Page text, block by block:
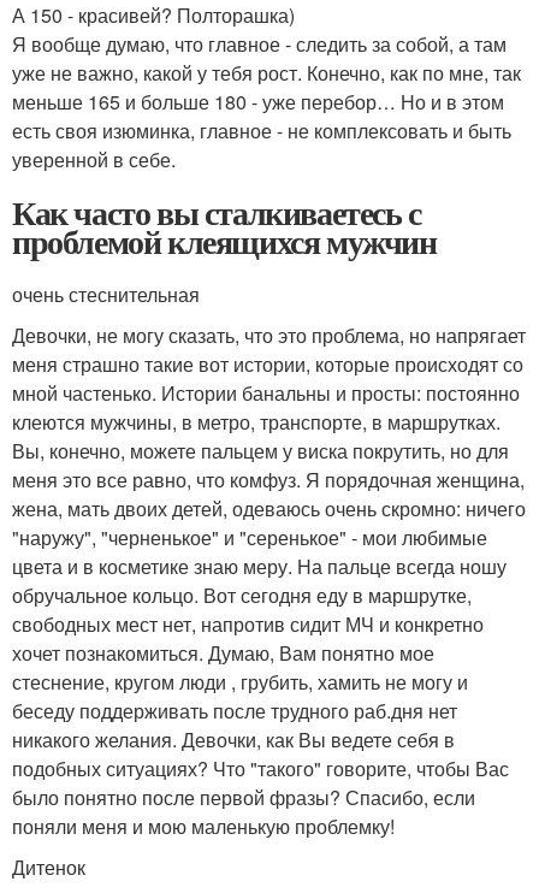
А 150 - красивей? Полторашка)
Я вообще думаю, что главное - следить за собой, а там
уже не важно, какой у тебя рост. Конечно, как по мне, так
меньше 165 и больше 180 - уже перебор… Но и в этом
есть своя изюминка, главное - не комплексовать и быть
уверенной в себе.
Как часто вы сталкиваетесь с
проблемой клеящихся мужчин
очень стеснительная
Девочки, не могу сказать, что это проблема, но напрягает
меня страшно такие вот истории, которые происходят со
мной частенько. Истории банальны и просты: постоянно
клеются мужчины, в метро, транспорте, в маршрутках.
Вы, конечно, можете пальцем у виска покрутить, но для
меня это все равно, что комфуз. Я порядочная женщина,
жена, мать двоих детей, одеваюсь очень скромно: ничего
"наружу", "черненькое" и "серенькое" - мои любимые
цвета и в косметике знаю меру. На пальце всегда ношу
обручальное кольцо. Вот сегодня еду в маршрутке,
свободных мест нет, напротив сидит МЧ и конкретно
хочет познакомиться. Думаю, Вам понятно мое
стеснение, кругом люди , грубить, хамить не могу и
беседу поддерживать после трудного раб.дня нет
никакого желания. Девочки, как Вы ведете себя в
подобных ситуациях? Что "такого" говорите, чтобы Вас
было понятно после первой фразы? Спасибо, если
поняли меня и мою маленькую проблемку!
Дитенок